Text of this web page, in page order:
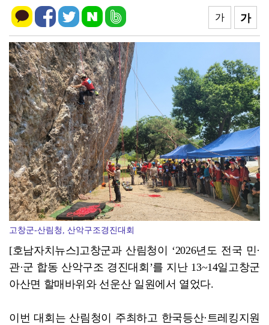
'스포츠-시티노믹스' 전북특별자치도, 경영전략 연구 최...
전북특별자치도, 2차 공공기관 이전 준비 '착착'
"2026 전북 청년 피스톤" 민주평통 전북지역회의, ...
전북문화관광재단 X 예술경영지원센터, '찾아가는 아트코...
가
가
고창군-산림청, 산악구조경진대회
[호남자치뉴스]고창군과 산림청이 ‘2026년도 전국 민·
관·군 합동 산악구조 경진대회’를 지난 13~14일고창군
아산면 할매바위와 선운산 일원에서 열었다.
이번 대회는 산림청이 주최하고 한국등산·트레킹지원